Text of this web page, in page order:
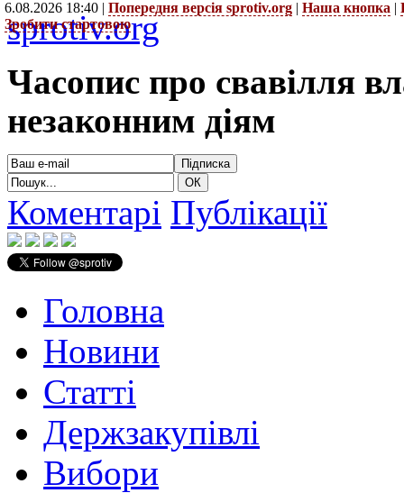
6.08.2026 18:40 | Попередня версія sprotiv.org | Наша кнопка |
Зробити стартовою
sprotiv.org
Часопис про свавілля
незаконним діям
Коментарі Публікації
Головна
Новини
Статті
Держзакупівлі
Вибори